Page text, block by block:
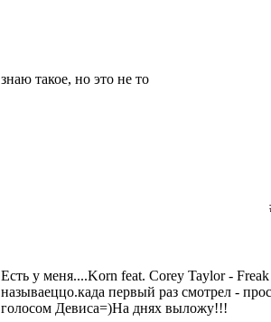
знаю такое, но это не то
Есть у меня....Korn feat. Corey Taylor -
называеццо.када первый раз смотрел -
голосом Девиса=)На днях выложу!!!